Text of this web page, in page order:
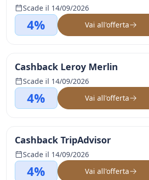
Scade il 14/09/2026
4% Vai all'offerta
Cashback Leroy Merlin
Scade il 14/09/2026
4% Vai all'offerta
Cashback TripAdvisor
Scade il 14/09/2026
4% Vai all'offerta